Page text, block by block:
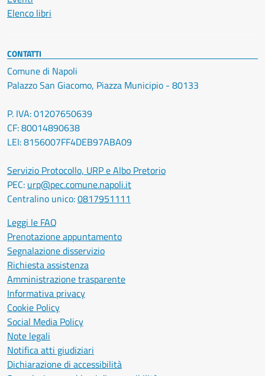
Elenco libri
CONTATTI
Comune di Napoli
Palazzo San Giacomo, Piazza Municipio - 80133
P. IVA: 01207650639
CF: 80014890638
LEI: 8156007FF4DEB97ABA09
Servizio Protocollo, URP e Albo Pretorio
PEC: urp@pec.comune.napoli.it
Centralino unico:0817951111
Leggi le FAQ
Prenotazione appuntamento
Segnalazione disservizio
Richiesta assistenza
Amministrazione trasparente
Informativa privacy
Cookie Policy
Social Media Policy
Note legali
Notifica atti giudiziari
Dichiarazione di accessibilità